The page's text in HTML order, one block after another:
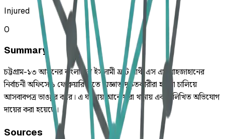
Injured
0
Summary
চট্টগ্রাম-১৩ আসনের বাংলাদেশ ইসলামী ফ্রন্ট প্রার্থী এস এম শাহজাহানের
নির্বাচনী অফিসে ১ ফেব্রুয়ারি রাতে অজ্ঞাত দুষ্কৃতকারীরা হামলা চালিয়ে
আসবাবপত্র ভাঙচুর করে। এ ঘটনায় আনোয়ারা থানায় একটি লিখিত অভিযোগ
দায়ের করা হয়েছে।
Sources